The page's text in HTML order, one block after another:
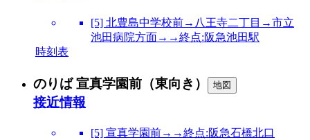
[5] 北豊島中学校前→八王寺二丁目→市立
池田病院方面→→終点:阪急池田駅
時刻表
のりば 宣真学園前（東向き） 地図
接近情報
[5] 宣真学園前→→終点:阪急石橋北口